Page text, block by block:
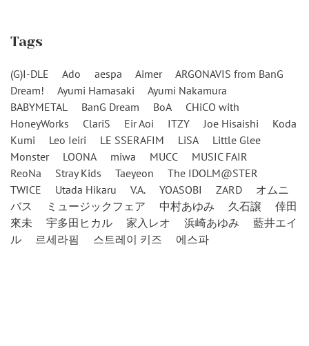
Tags
(G)I-DLE Ado aespa Aimer
ARGONAVIS from BanG
Dream!
Ayumi Hamasaki
Ayumi Nakamura
BABYMETAL
BanG Dream BoA
CHiCO with
HoneyWorks
ClariS Eir Aoi ITZY Joe Hisaishi
Koda
Kumi
Leo Ieiri LE SSERAFIM LiSA
Little Glee
Monster
LOONA miwa MUCC
MUSIC FAIR
ReoNa
Stray Kids Taeyeon
The IDOLM@STER
TWICE
Utada Hikaru V.A. YOASOBI ZARD
オムニ
バス
ミュージックフェア 中村あゆみ 久石譲
倖田
來未
宇多田ヒカル 家入レオ 浜崎あゆみ
藍井エイ
ル
르세라핌 스트레이 키즈 에스파